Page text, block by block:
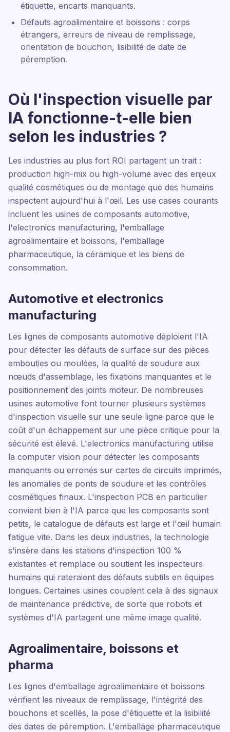
étiquette, encarts manquants.
Défauts agroalimentaire et boissons : corps
étrangers, erreurs de niveau de remplissage,
orientation de bouchon, lisibilité de date de
péremption.
Où l'inspection visuelle par
IA fonctionne-t-elle bien
selon les industries ?
Les industries au plus fort ROI partagent un trait :
production high-mix ou high-volume avec des enjeux
qualité cosmétiques ou de montage que des humains
inspectent aujourd'hui à l'œil. Les use cases courants
incluent les usines de composants automotive,
l'electronics manufacturing, l'emballage
agroalimentaire et boissons, l'emballage
pharmaceutique, la céramique et les biens de
consommation.
Automotive et electronics
manufacturing
Les lignes de composants automotive déploient l'IA
pour détecter les défauts de surface sur des pièces
embouties ou moulées, la qualité de soudure aux
nœuds d'assemblage, les fixations manquantes et le
positionnement des joints moteur. De nombreuses
usines automotive font tourner plusieurs systèmes
d'inspection visuelle sur une seule ligne parce que le
coût d'un échappement sur une pièce critique pour la
sécurité est élevé. L'electronics manufacturing utilise
la computer vision pour détecter les composants
manquants ou erronés sur cartes de circuits imprimés,
les anomalies de ponts de soudure et les contrôles
cosmétiques finaux. L'inspection PCB en particulier
convient bien à l'IA parce que les composants sont
petits, le catalogue de défauts est large et l'œil humain
fatigue vite. Dans les deux industries, la technologie
s'insère dans les stations d'inspection 100 %
existantes et remplace ou soutient les inspecteurs
humains qui rateraient des défauts subtils en équipes
longues. Certaines usines couplent cela à des signaux
de maintenance prédictive, de sorte que robots et
systèmes d'IA partagent une même image qualité.
Agroalimentaire, boissons et
pharma
Les lignes d'emballage agroalimentaire et boissons
vérifient les niveaux de remplissage, l'intégrité des
bouchons et scellés, la pose d'étiquette et la lisibilité
des dates de péremption. L'emballage pharmaceutique